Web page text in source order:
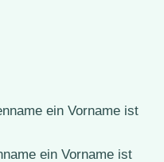
ein Vorname ist
ein Vorname ist